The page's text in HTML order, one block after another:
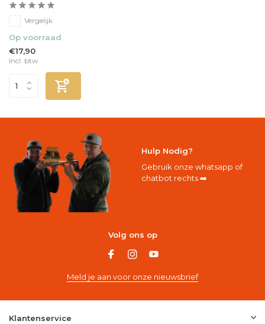
Vergelijk
Op voorraad
€17,90
Incl. btw
Hulp Nodig?
Gebruik onze whatsapp of
chatbot rechts ➡️
Volg ons op
Meld je aan voor onze nieuwsbrief
Klantenservice